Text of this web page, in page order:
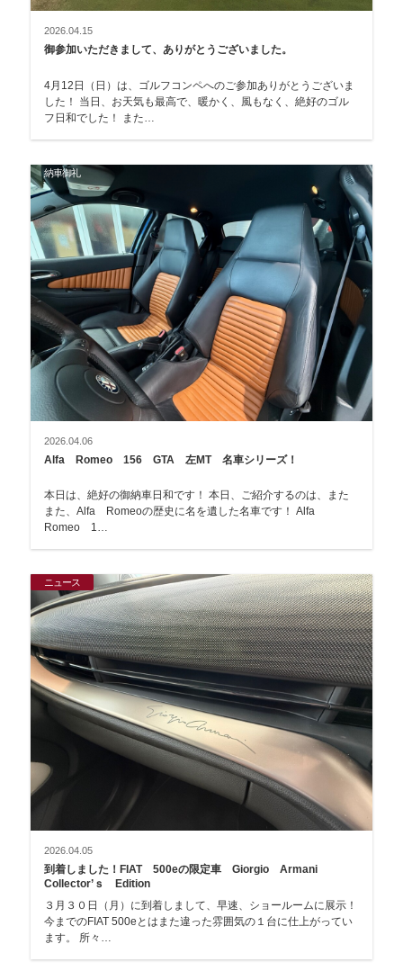
2026.04.15
御参加いただきまして、ありがとうございました。
4月12日（日）は、ゴルフコンペへのご参加ありがとうございま
した！ 当日、お天気も最高で、暖かく、風もなく、絶好のゴル
フ日和でした！ また…
納車御礼
2026.04.06
Alfa Romeo 156 GTA 左MT 名車シリーズ！
本日は、絶好の御納車日和です！ 本日、ご紹介するのは、また
また、Alfa Romeoの歴史に名を遺した名車です！ Alfa
Romeo 1…
ニュース
2026.04.05
到着しました！FIAT 500eの限定車 Giorgio Armani
Collector’ｓ Edition
３月３０日（月）に到着しまして、早速、ショールームに展示！
今までのFIAT 500eとはまた違った雰囲気の１台に仕上がってい
ます。 所々…